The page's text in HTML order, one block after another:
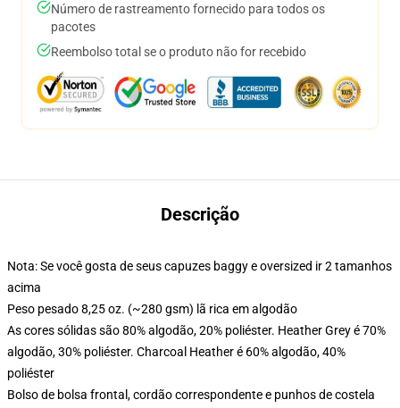
Número de rastreamento fornecido para todos os
pacotes
Reembolso total se o produto não for recebido
Descrição
Nota: Se você gosta de seus capuzes baggy e oversized ir 2 tamanhos
acima
Peso pesado 8,25 oz. (~280 gsm) lã rica em algodão
As cores sólidas são 80% algodão, 20% poliéster. Heather Grey é 70%
algodão, 30% poliéster. Charcoal Heather é 60% algodão, 40%
poliéster
Bolso de bolsa frontal, cordão correspondente e punhos de costela